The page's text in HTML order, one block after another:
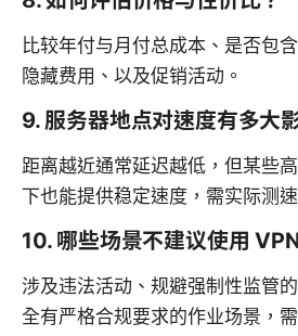
比较年付与月付总成本、是否包
隐藏费用、以及促销活动。
9. 服务器地点对速度有多大
距离越近通常延迟越低，但某些
下也能提供稳定速度，需实际测速
10. 哪些场景不建议使用
涉及违法活动、规避强制性监管
全有严格合规要求的作业场景，